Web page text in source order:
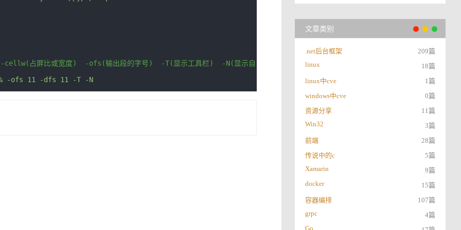
占屏比或宽度)  -ofs(输出段的字号)  -T(显示工具栏)  -N(显示自己主机名)
-ofs 11 -dfs 11 -T -N
文章类别
.net后台框架
209篇
linux
18篇
linux中cve
1篇
windows中cve
0篇
资源分享
11篇
Win32
3篇
前端
28篇
传说中的c
5篇
Xamarin
9篇
docker
15篇
容器编排
107篇
grpc
4篇
Go